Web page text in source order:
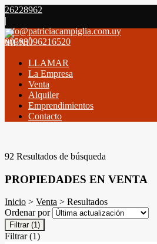
26228962
|
info@patriciacampiglia.com.uy
00598096216520
MENÚ
LLAMAR
La Empresa
Venta
Alquiler
Emprendimientos
Contacto
92 Resultados de búsqueda
PROPIEDADES EN VENTA
Inicio > Venta > Resultados
Ordenar por
Filtrar (1)
Filtrar (1)